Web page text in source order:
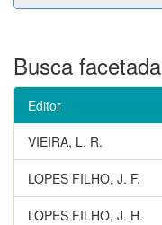
Busca facetada
Editor
VIEIRA, L. R.
LOPES FILHO, J. F.
LOPES FILHO, J. H.